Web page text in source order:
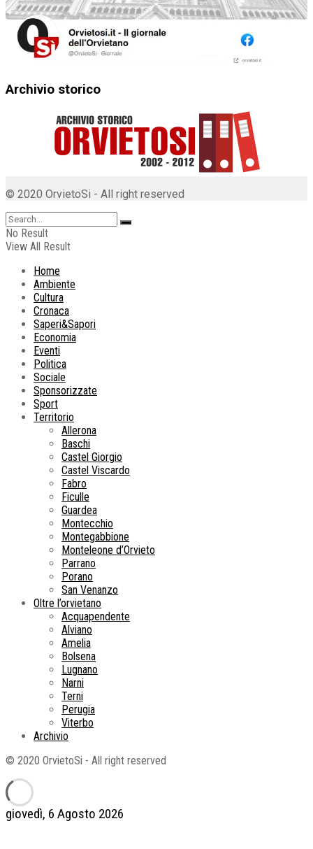
giovedì, 6 Agosto 2026
Archivio storico
© 2020 OrvietoSi - All right reserved
No Result
View All Result
Home
Ambiente
Cultura
Cronaca
Saperi&Sapori
Economia
Eventi
Politica
Sociale
Sponsorizzate
Sport
Territorio
Allerona
Baschi
Castel Giorgio
Castel Viscardo
Fabro
Ficulle
Guardea
Montecchio
Montegabbione
Monteleone d’Orvieto
Parrano
Porano
San Venanzo
Oltre l’orvietano
Acquapendente
Alviano
Amelia
Bolsena
Lugnano
Narni
Terni
Perugia
Viterbo
Archivio
© 2020 OrvietoSi - All right reserved